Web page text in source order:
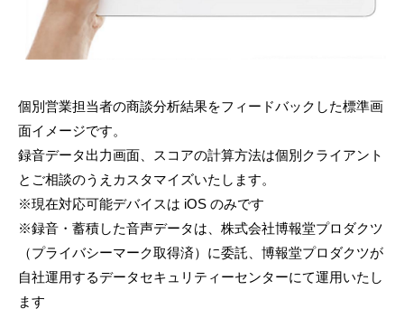
個別営業担当者の商談分析結果をフィードバックした標準画
面イメージです。
録音データ出力画面、スコアの計算方法は個別クライアント
とご相談のうえカスタマイズいたします。
※現在対応可能デバイスは iOS のみです
※録音・蓄積した音声データは、株式会社博報堂プロダクツ
（プライバシーマーク取得済）に委託、博報堂プロダクツが
自社運用するデータセキュリティーセンターにて運用いたし
ます